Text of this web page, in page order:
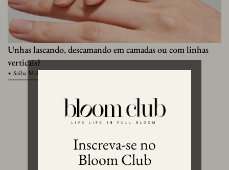
Unhas lascando, descamando em camadas ou com linhas
verticais?
+ Saiba Mais
Inscreva-se no
Bloom Club